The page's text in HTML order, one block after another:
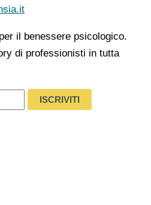
il benessere psicologico.
di professionisti in tutta
ISCRIVITI